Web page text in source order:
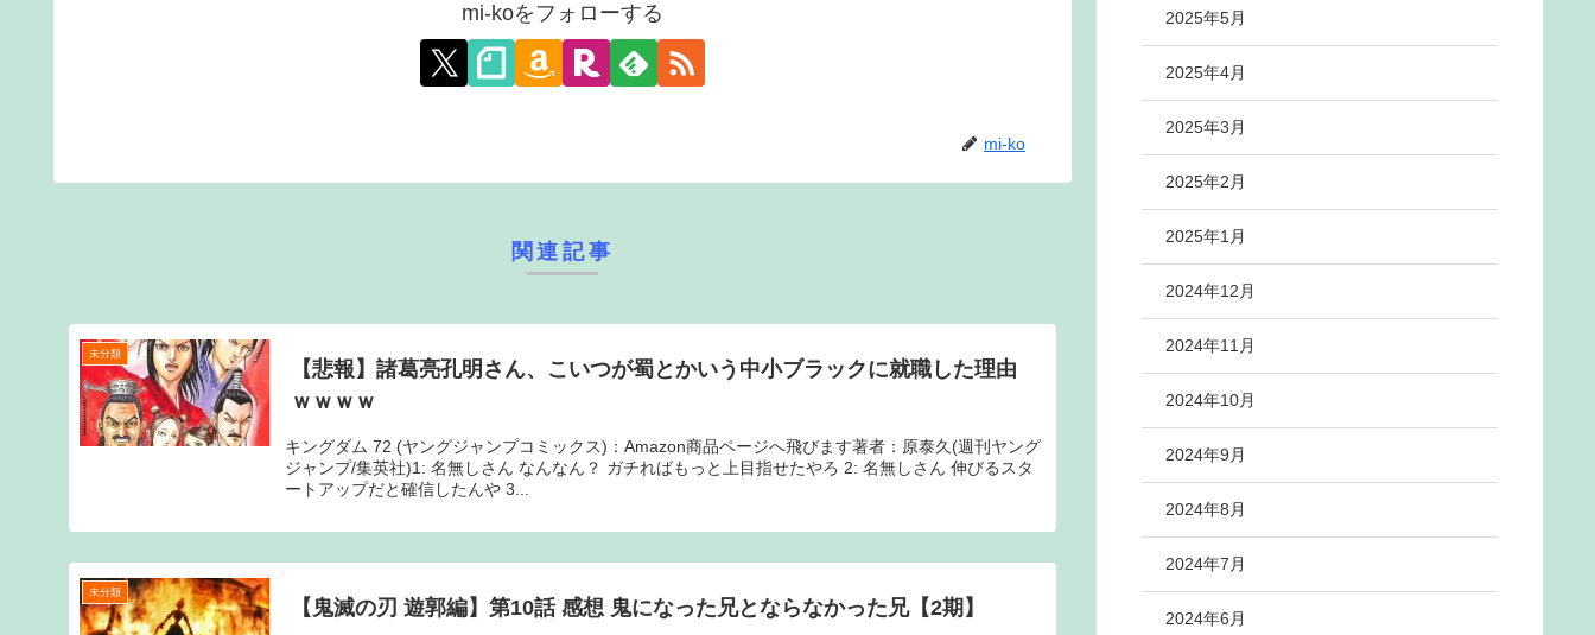
mi-koをフォローする
mi-ko
関連記事
未分類
【悲報】諸葛亮孔明さん、こいつが蜀とかいう中小ブラックに就職した理由
ｗｗｗｗ
キングダム 72 (ヤングジャンプコミックス)：Amazon商品ページへ飛びます著者：原泰久(週刊ヤング
ジャンプ/集英社)1: 名無しさん なんなん？ ガチればもっと上目指せたやろ 2: 名無しさん 伸びるスタ
ートアップだと確信したんや 3...
未分類
【鬼滅の刃 遊郭編】第10話 感想 鬼になった兄とならなかった兄【2期】
2025年5月
2025年4月
2025年3月
2025年2月
2025年1月
2024年12月
2024年11月
2024年10月
2024年9月
2024年8月
2024年7月
2024年6月